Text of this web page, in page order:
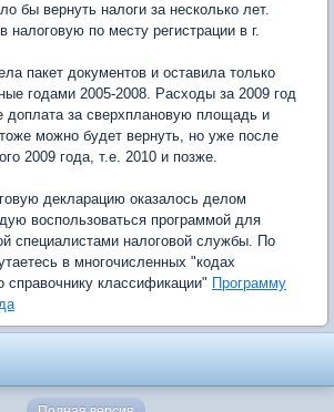
бы вернуть налоги за несколько лет.
налоговую по месту регистрации в г.
пакет документов и оставила только
годами 2005-2008. Расходы за 2009 год
доплата за сверхплановую площадь и
можно будет вернуть, но уже после
2009 года, т.е. 2010 и позже.
декларацию оказалось делом
воспользоваться программой для
специалистами налоговой службы. По
в многочисленных "кодах
справочнику классификации" Программу